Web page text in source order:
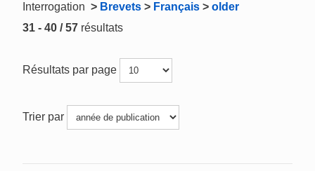
Interrogation > Brevets > Français > older
31 - 40 / 57 résultats
Résultats par page
Trier par